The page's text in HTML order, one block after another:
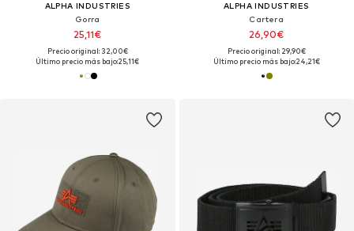
ALPHA INDUSTRIES
Gorra
25,11€
Precio original: 32,00€
Último precio más bajo:25,11€
ALPHA INDUSTRIES
Cartera
26,90€
Precio original: 29,90€
Último precio más bajo:24,21€